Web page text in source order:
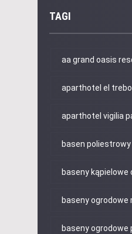
TAGI
aa grand oasis
aparthotel el trebol
aparthotel vigilia
basen poliestrowy
baseny kąpielowe
baseny ogrodowe
baseny